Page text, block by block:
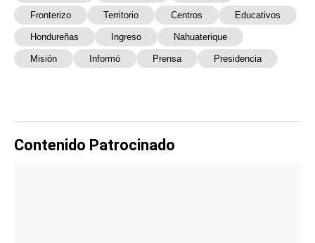
Fronterizo Territorio Centros Educativos
Hondureñas Ingreso Nahuaterique
Misión Informó Prensa Presidencia
Contenido Patrocinado